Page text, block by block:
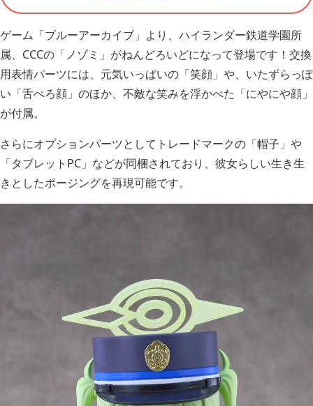
ゲーム「ブルーアーカイブ」より、ハイランダー鉄道学園所
属、CCCの「ノゾミ」がねんどろいどになって登場です！交換
用表情パーツには、元気いっぱいの「笑顔」や、いたずらっぽ
い「舌ぺろ顔」のほか、不敵な笑みを浮かべた「にやにや顔」
が付属。
さらにオプションパーツとしてトレードマークの「帽子」や
「タブレットPC」などが同梱されており、彼女らしい生き生
きとしたポージングを再現可能です。